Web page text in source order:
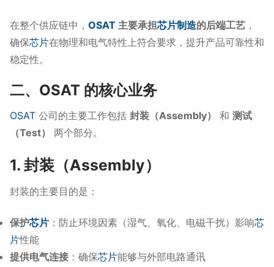
在整个供应链中， OSAT 主要承担芯片制造的后端工艺 ，
确保芯片在物理和电气特性上符合要求，提升产品可靠性和
稳定性。
二、OSAT 的核心业务
OSAT 公司的主要工作包括 封装（Assembly） 和 测试
（Test）
两个部分。
1. 封装（Assembly）
封装的主要目的是：
保护芯片 ：防止环境因素（湿气、氧化、电磁干扰）影响芯
片性能
提供电气连接 ：确保芯片能够与外部电路通讯